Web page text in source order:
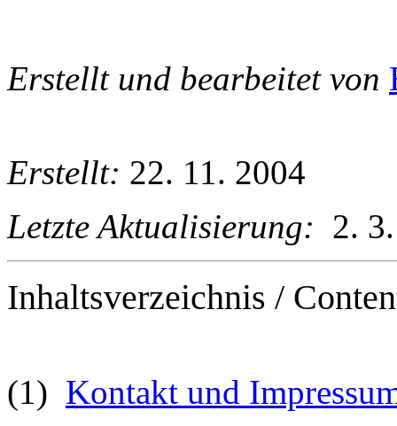
Erstellt und bearbeitet von
Erstellt: 22. 11. 2004
Letzte Aktualisierung: 2.
Inhaltsverzeichnis /
(1) Kontakt und